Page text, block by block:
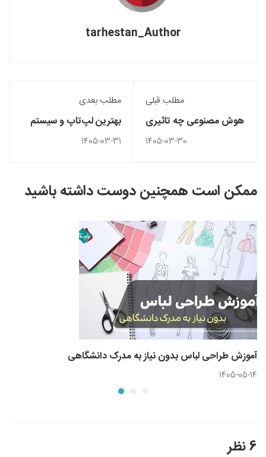
tarhestan_Author
مطلب قبلی
هوش مصنوعی چه تاثیری
بر آینده طراحی‌ گرافیک
1405-03-30
مطلب بعدی
بهترین لپ‌تاپ و سیستم
برای یادگیری طراحی
1405-03-31
ممکن است همچنین دوست داشته باشید
آموزش طراحی لباس بدون نیاز به مدرک دانشگاهی
1405-05-14
6 نظر